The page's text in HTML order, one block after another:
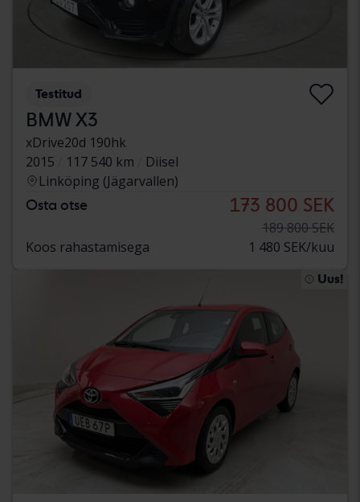
Testitud
BMW X3
xDrive20d 190hk
2015
117 540 km
Diisel
Linköping (Jägarvallen)
Osta otse 173 800 SEK
189 800 SEK
Koos rahastamisega
1 480 SEK/kuu
Uus!